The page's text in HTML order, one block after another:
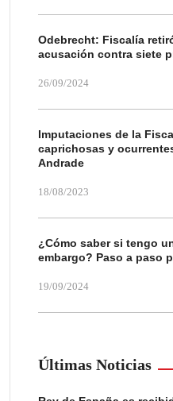
Odebrecht: Fiscalía
acusación contra siete
26/09/2024
Imputaciones de la
caprichosas y
Andrade
18/08/2023
¿Cómo saber si tengo
embargo? Paso a paso
19/09/2024
Últimas Noticias